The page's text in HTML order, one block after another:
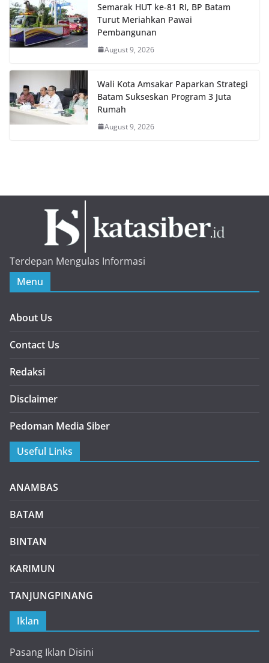
Semarak HUT ke-81 RI, BP Batam
Turut Meriahkan Pawai
Pembangunan
August 9, 2026
Wali Kota Amsakar Paparkan Strategi
Batam Sukseskan Program 3 Juta
Rumah
August 9, 2026
Terdepan Mengulas Informasi
Menu
About Us
Contact Us
Redaksi
Disclaimer
Pedoman Media Siber
Useful Links
ANAMBAS
BATAM
BINTAN
KARIMUN
TANJUNGPINANG
Iklan
Pasang Iklan Disini